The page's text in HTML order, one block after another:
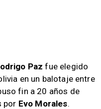
Paz fue elegido
en un balotaje entre
fin a 20 años de
por Evo Morales.